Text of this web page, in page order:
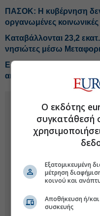
ΠΑΣΟΚ: Η κυβέρνηση δεν
οργανωμένες
Καταβάλλονται 23,2
νησιώτες μέσω
Ευρωπαϊκή Κάρτα
ακτοπλοϊκά με την Attica
Ο εκδότης
συγκατάθεσή
Εξατομικευμένη
μέτρηση
κοινού και
Αποθήκευση ή/
συσκευής